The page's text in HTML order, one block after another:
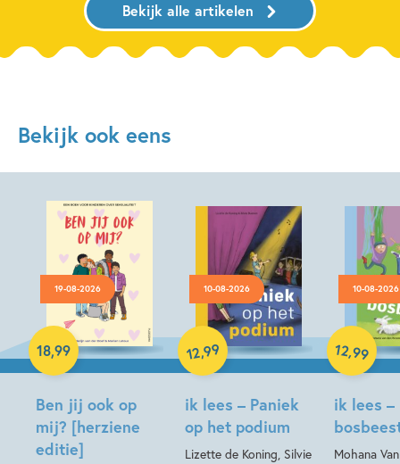
Bekijk alle artikelen
Bekijk ook eens
19-08-2026
Ben jij ook op
mij? [herziene
editie]
18,99
Hardcover
10-08-2026
ik lees – Paniek
op het podium
Lizette de Koning, Silvie
12,99
Hardcover
10-08-2026
ik lees –
Mohana
12,99
Hardcover